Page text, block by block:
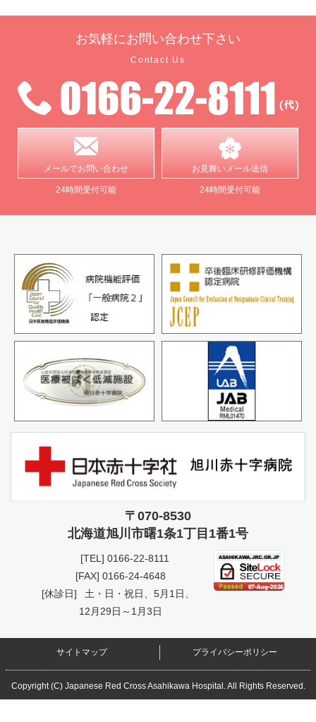
お気軽にお問い合わせ下さい
Contact Us
メールでお問い合わせ
24時間受付可能
お見舞いメール送信
24時間受付可能
〒070-8530
北海道旭川市曙1条1丁目1番1号
[TEL] 0166-22-8111
[FAX] 0166-24-4648
[休診日]
土・日・祝日、5月1日、
12月29日～1月3日
サイトマップ プライバシーポリシー
Copyright (C) Japanese Red Cross Asahikawa Hospital. All Rights Reserved.